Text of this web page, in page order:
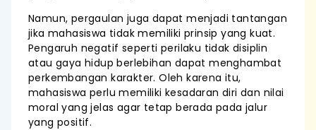
Namun, pergaulan juga dapat menjadi tantangan
jika mahasiswa tidak memiliki prinsip yang kuat.
Pengaruh negatif seperti perilaku tidak disiplin
atau gaya hidup berlebihan dapat menghambat
perkembangan karakter. Oleh karena itu,
mahasiswa perlu memiliki kesadaran diri dan nilai
moral yang jelas agar tetap berada pada jalur
yang positif.